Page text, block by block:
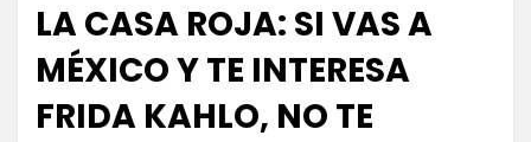
LA CASA ROJA: SI VAS A
MÉXICO Y TE INTERESA
FRIDA KAHLO, NO TE